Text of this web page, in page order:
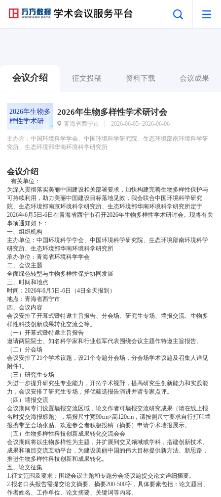
会议介绍 征文投稿 资料下载 会议成果
2026年生物多
样性学术研讨
会
2026年生物多样性学术研讨会
青海省西宁市 2026-06-05~2026-06-06
主办方：中国环境科学学会、中国环境科学研究院、生态环境部南环境科学研
究所、生态环境部华南环境科学研究所
会议介绍
有关单位：
为深入贯彻落实美丽中国建设相关部署要求，加快构建完善生物多样性保护与
可持续利用，助力美丽中国建设目标落地见效，我会联合中国环境科学研究
院、生态环境部南京环境科学研究所、生态环境部华南环境科学研究所定于
2026年6月5日-6日在青海省西宁市召开2026年生物多样性学术研讨会。现将有关
事项通知如下：
一、组织机构
主办单位：中国环境科学学会、中国环境科学研究院、生态环境部南环境科学
研究所、生态环境部华南环境科学研究所
承办单位：青海省环境科学学会
二、会议主题
全面绿色转型与生物多样性保护协同发展
三、时间和地点
时间：2026年6月5日-6日（4日全天报到）
地点：青海省西宁市
四、会议内容
会议安排了开幕式暨特邀主旨报告、分会场、研究生专场、墙报交流、生物多
样性科技创新成果转化交流会等。
（一）开幕式暨特邀主旨报告
邀请两院院士、知名科学家和行业领军代表围绕会议主题作特邀主旨报告。
（二）分会场
会议安排了21个学术议题，设21个专题分会场，分会场学术议题及召集人详见
附件1。
（三）研究生专场
为进一步提升研究生专业能力，开拓学术视野，提高研究生创新能力和实践能
力，会议安排了研究生专场，择优筛选报告演讲并请专家点评。
（四）墙报交流
会议期间专门设置墙报交流区域，论文作者可墙报交流研究成果（请在线上报
名时提交海报标题），墙报尺寸宽90cm×高120cm，请按照尺寸要求自行打印墙
报携带至会场张贴。欢迎参会者积极投稿（摘要）申请学术墙报展示。
（五）生物多样性科技创新成果转化交流会会
会议期间将以生物多样性为主题，并扩展到交叉领域或学科，搭建创新技术、
成果和项目交流互动平台，为建设美丽中国的伟大目标提供新方法、新思路，
推进生物多样性科技创新和成果转化。
五、论文征集
1.征文范围及要求：围绕会议主题和专题分会场议题提交论文详细摘要。
2.报名口头报告需提交论文摘要。摘要200-500字，具体要素包括：论文题目、
作者姓名、工作单位、论文摘要、关键词等内容。